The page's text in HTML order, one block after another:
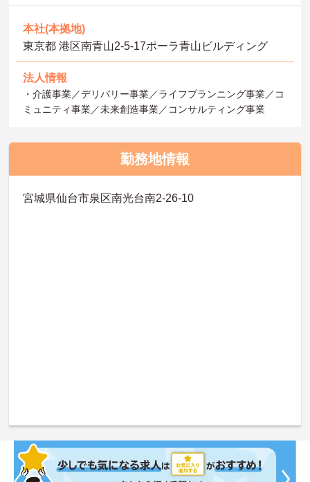
本社(本拠地)
東京都 港区南青山2‐5‐17ポーラ青山ビルディング
法人情報
・介護事業／デリバリー事業／ライフプランニング事業／コ
ミュニティ事業／未来創造事業／コンサルティング事業
勤務地情報
宮城県仙台市泉区南光台南2-26-10